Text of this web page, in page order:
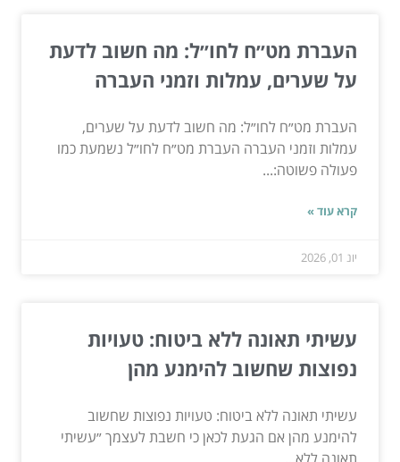
העברת מט״ח לחו״ל: מה חשוב לדעת
על שערים, עמלות וזמני העברה
העברת מט״ח לחו״ל: מה חשוב לדעת על שערים,
עמלות וזמני העברה העברת מט״ח לחו״ל נשמעת כמו
פעולה פשוטה:...
קרא עוד »
יונ 01, 2026
עשיתי תאונה ללא ביטוח: טעויות
נפוצות שחשוב להימנע מהן
עשיתי תאונה ללא ביטוח: טעויות נפוצות שחשוב
להימנע מהן אם הגעת לכאן כי חשבת לעצמך ״עשיתי